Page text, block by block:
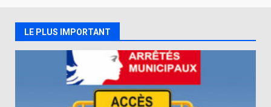
LE PLUS IMPORTANT